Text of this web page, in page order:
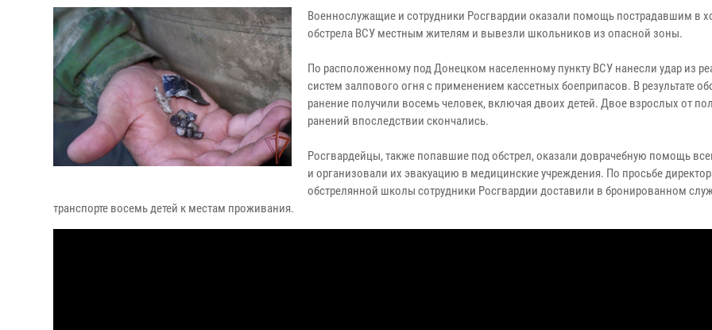
Военнослужащие и сотрудники Росгвардии оказали помощь пострадавшим в
обстрела ВСУ местным жителям и вывезли школьников из опасной зоны.
По расположенному под Донецком населенному пункту ВСУ нанесли удар из
систем залпового огня с применением кассетных боеприпасов. В результате
ранение получили восемь человек, включая двоих детей. Двое взрослых от
ранений впоследствии скончались.
Росгвардейцы, также попавшие под обстрел, оказали доврачебную помощь
и организовали их эвакуацию в медицинские учреждения. По просьбе
обстрелянной школы сотрудники Росгвардии доставили в бронированном
транспорте восемь детей к местам проживания.